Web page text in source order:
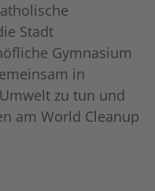
Stadt
Gymnasium
in
zu tun und
am World Cleanup